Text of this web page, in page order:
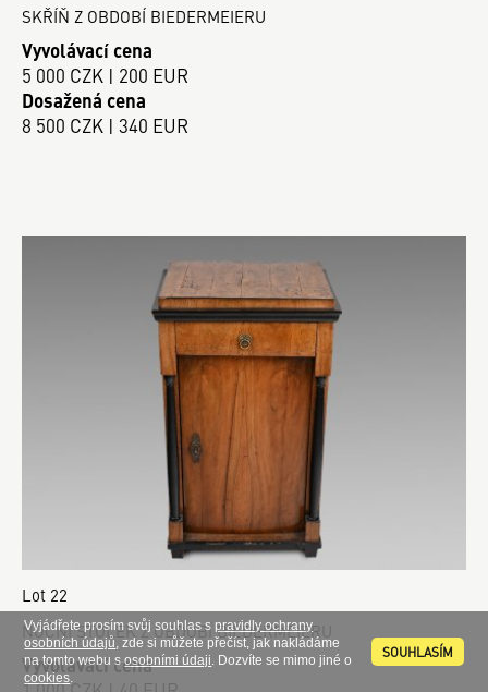
Vyjádřete prosím svůj souhlas spravidly ochrany
osobních údajů, zde si můžete přečíst, jak nakládáme
na tomto webu sosobními údaji. Dozvíte se mimo jiné o
cookies.
SOUHLASÍM
SKŘÍŇ Z OBDOBÍ BIEDERMEIERU
Vyvolávací cena
5 000 CZK | 200 EUR
Dosažená cena
8 500 CZK | 340 EUR
Lot 22
NOČNÍ STOLEK Z OBDOBÍ BIEDERMEIERU
Vyvolávací cena